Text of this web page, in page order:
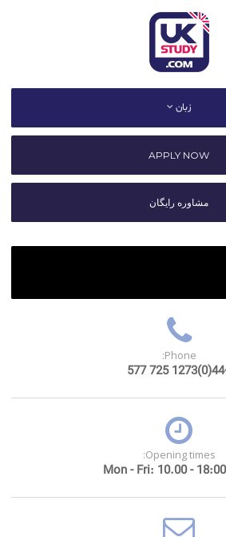
زبان
APPLY NOW
مشاوره رایگان
Phone:
Opening times:
Mon - Fri: 10.00 -